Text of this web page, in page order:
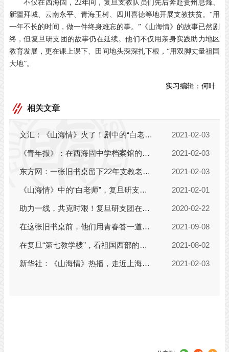
不仅在西海固，22年间，复旦支教队员们先后奔赴贵州息烽、
新疆拜城、云南永平、青海玉树、四川喜德等地开展支教扶贫。“用
一年不长的时间，做一件终身难忘的事。”《山海情》的故事已然剧
终，但复旦研支团的故事仍在延续。他们不仅用亲身实践助力地区
教育发展，更在课上课下、田间地头深深扎下根，“用双脚丈量祖国
大地”。
实习编辑： 何叶
相关文章